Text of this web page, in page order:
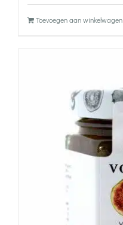
Toevoegen aan winkelwagen